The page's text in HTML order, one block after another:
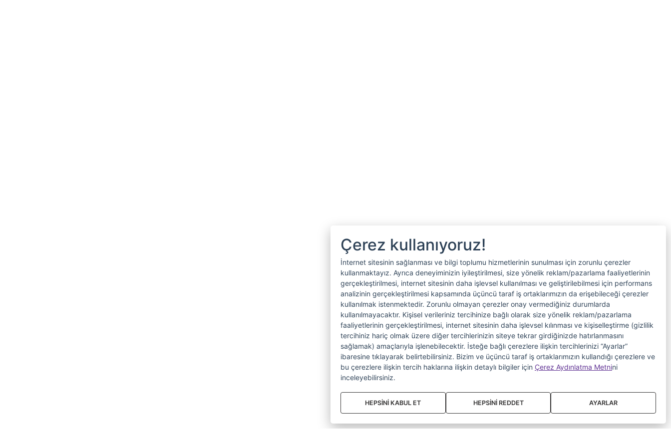
Çerez kullanıyoruz!
İnternet sitesinin sağlanması ve bilgi toplumu hizmetlerinin sunulması için zorunlu çerezler
kullanmaktayız. Ayrıca deneyiminizin iyileştirilmesi, size yönelik reklam/pazarlama faaliyetlerinin
gerçekleştirilmesi, internet sitesinin daha işlevsel kullanılması ve geliştirilebilmesi için performans
analizinin gerçekleştirilmesi kapsamında üçüncü taraf iş ortaklarımızın da erişebileceği çerezler
kullanılmak istenmektedir. Zorunlu olmayan çerezler onay vermediğiniz durumlarda
kullanılmayacaktır. Kişisel verileriniz tercihinize bağlı olarak size yönelik reklam/pazarlama
faaliyetlerinin gerçekleştirilmesi, internet sitesinin daha işlevsel kılınması ve kişiselleştirme (gizlilik
tercihiniz hariç olmak üzere diğer tercihlerinizin siteye tekrar girdiğinizde hatırlanmasını
sağlamak) amaçlarıyla işlenebilecektir. İsteğe bağlı çerezlere ilişkin tercihlerinizi “Ayarlar”
ibaresine tıklayarak belirtebilirsiniz. Bizim ve üçüncü taraf iş ortaklarımızın kullandığı çerezlere ve
bu çerezlere ilişkin tercih haklarına ilişkin detaylı bilgiler için Çerez Aydınlatma Metnini
inceleyebilirsiniz.
HEPSİNİ KABUL ET HEPSİNİ REDDET AYARLAR